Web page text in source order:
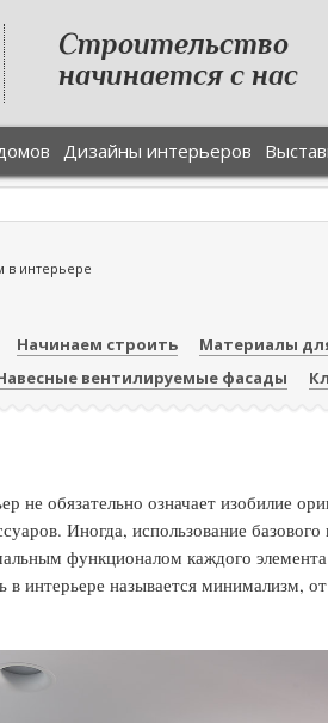
Строительство
начинается с нас
Дизайны интерьеров
в интерьере
Начинаем строить Материалы
вентилируемые фасады
не обязательно означает изобилие
Иногда, использование
функционалом каждого
интерьере называется минимализм,